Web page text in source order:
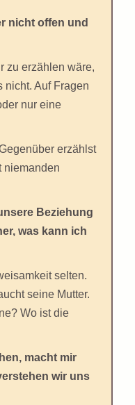
nicht offen und
zu erzählen wäre,
nicht. Auf Fragen
nur eine
erzählst
niemanden
Beziehung
was kann ich
selten.
seine Mutter.
Wo ist die
macht mir
wir uns